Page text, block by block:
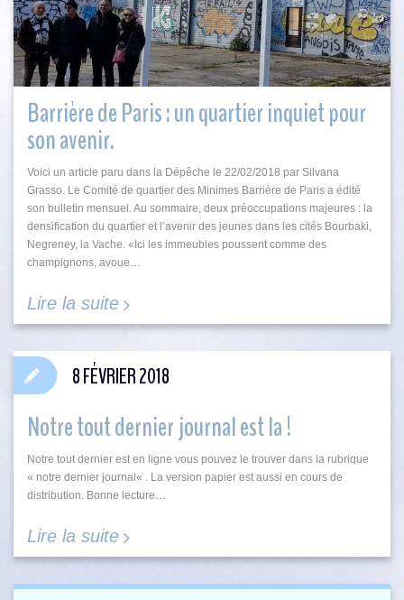
Barrière de Paris : un quartier inquiet pour
son avenir.
Voici un article paru dans la Dépêche le 22/02/2018 par Silvana
Grasso. Le Comité de quartier des Minimes Barrière de Paris a édité
son bulletin mensuel. Au sommaire, deux préoccupations majeures : la
densification du quartier et l’avenir des jeunes dans les cités Bourbaki,
Negreney, la Vache. «Ici les immeubles poussent comme des
champignons, avoue…
Lire la suite
Notre tout dernier journal est la !
Notre tout dernier est en ligne vous pouvez le trouver dans la rubrique
« notre dernier journal« . La version papier est aussi en cours de
distribution. Bonne lecture…
Lire la suite
8 FÉVRIER 2018